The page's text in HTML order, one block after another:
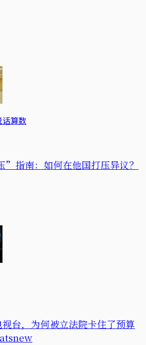
算数
”指南：如何在他国打压异议？
台，为何被立法院卡住了预算